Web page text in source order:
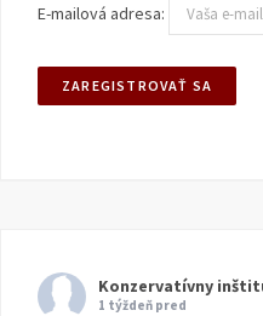
E-mailová adresa:
Konzervatívny
1 týždeň pred